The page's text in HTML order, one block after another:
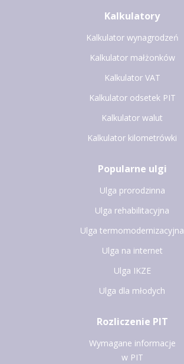
Kalkulatory
Kalkulator wynagrodzeń
Kalkulator małżonków
Kalkulator VAT
Kalkulator odsetek PIT
Kalkulator walut
Kalkulator kilometrówki
Popularne ulgi
Ulga prorodzinna
Ulga rehabilitacyjna
Ulga termomodernizacyjna
Ulga na internet
Ulga IKZE
Ulga dla młodych
Rozliczenie PIT
Wymagane informacje
w PIT